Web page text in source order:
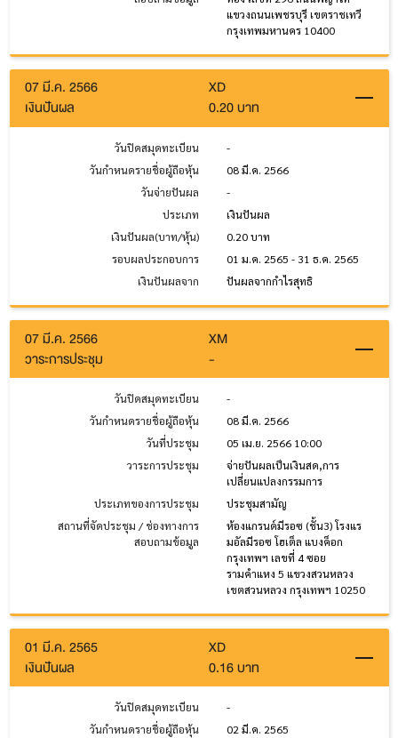
แขวงถนนเพชรบุรี เขตราชเทวี
กรุงเทพมหานคร 10400
07 มี.ค. 2566
XD
เงินปันผล
0.20 บาท
วันปิดสมุดทะเบียน
-
วันกำหนดรายชื่อผู้ถือหุ้น
08 มี.ค. 2566
วันจ่ายปันผล
-
ประเภท
เงินปันผล
เงินปันผล(บาท/หุ้น)
0.20 บาท
รอบผลประกอบการ
01 ม.ค. 2565 - 31 ธ.ค. 2565
เงินปันผลจาก
ปันผลจากกำไรสุทธิ
07 มี.ค. 2566
XM
วาระการประชุม
-
วันปิดสมุดทะเบียน
-
วันกำหนดรายชื่อผู้ถือหุ้น
08 มี.ค. 2566
วันที่ประชุม
05 เม.ย. 2566 10:00
วาระการประชุม
จ่ายปันผลเป็นเงินสด,การ
เปลี่ยนแปลงกรรมการ
ประเภทของการประชุม
ประชุมสามัญ
สถานที่จัดประชุม / ช่องทางการ
สอบถามข้อมูล
ห้องแกรนด์มีรอซ (ชั้น3) โรงแร
มอัลมีรอซ โฮเต็ล แบงค็อก
กรุงเทพฯ เลขที่ 4 ซอย
รามคำแหง 5 แขวงสวนหลวง
เขตสวนหลวง กรุงเทพฯ 10250
01 มี.ค. 2565
XD
เงินปันผล
0.16 บาท
วันปิดสมุดทะเบียน
-
วันกำหนดรายชื่อผู้ถือหุ้น
02 มี.ค. 2565